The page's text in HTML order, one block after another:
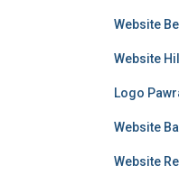
Website
Website
Logo
Website
Website